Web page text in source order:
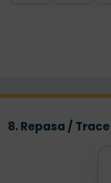
8. Repasa / Trace